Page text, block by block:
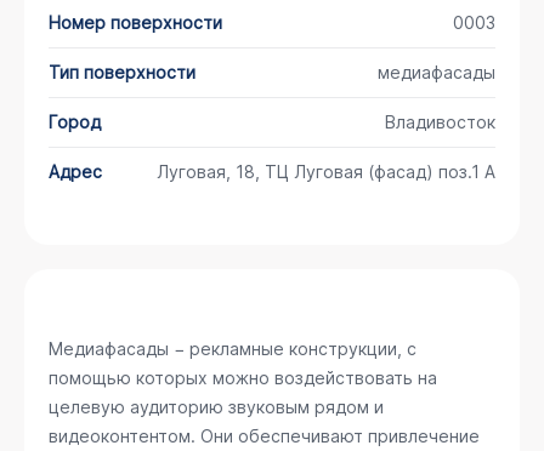
Номер поверхности 0003
Тип поверхности медиафасады
Город Владивосток
Адрес Луговая, 18, ТЦ Луговая (фасад) поз.1 А
Медиафасады − рекламные конструкции, с
помощью которых можно воздействовать на
целевую аудиторию звуковым рядом и
видеоконтентом. Они обеспечивают привлечение